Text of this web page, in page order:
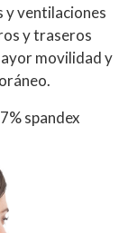
y ventilaciones
y traseros
movilidad y
spandex